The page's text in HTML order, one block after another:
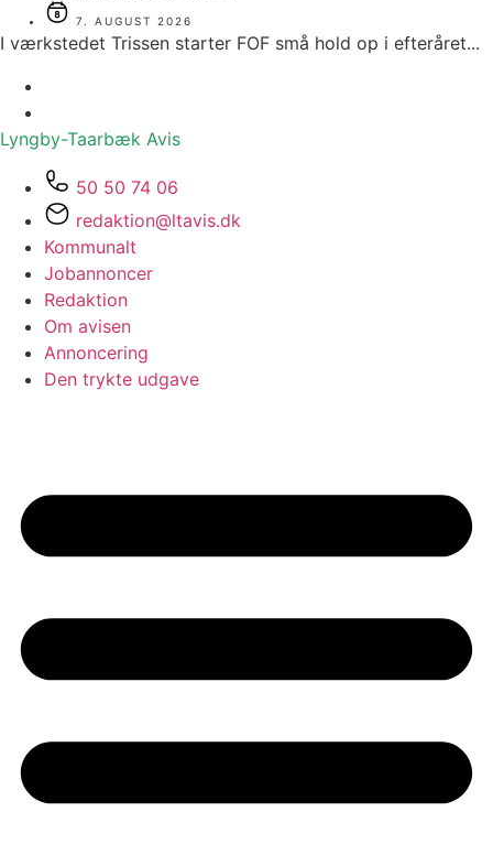
7. AUGUST 2026
I værkstedet Trissen starter FOF små hold op i efteråret...
Lyngby-Taarbæk Avis
50 50 74 06
redaktion@ltavis.dk
Kommunalt
Jobannoncer
Redaktion
Om avisen
Annoncering
Den trykte udgave